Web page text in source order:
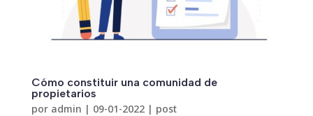
Cómo constituir una comunidad de
propietarios
por admin | 09-01-2022| post